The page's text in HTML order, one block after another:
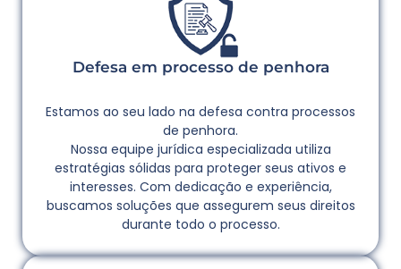
Defesa em processo de penhora
Estamos ao seu lado na defesa contra processos
de penhora.
Nossa equipe jurídica especializada utiliza
estratégias sólidas para proteger seus ativos e
interesses. Com dedicação e experiência,
buscamos soluções que assegurem seus direitos
durante todo o processo.